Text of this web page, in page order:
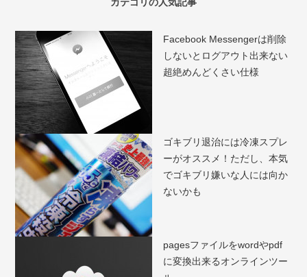
カテゴリの人気記事
Facebook Messengerは削除
しないとログアウト出来ない
超絶めんどくさい仕様
ゴキブリ退治には冷凍スプレ
ーがオススメ！ただし、本気
でゴキブリ嫌いな人には向か
ないかも
pagesファイルをwordやpdf
に変換出来るオンラインツー